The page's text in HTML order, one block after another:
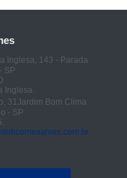
Inglesa, 143 - Parada
SP
Inglesa.
31Jardim Bom Clima
- SP